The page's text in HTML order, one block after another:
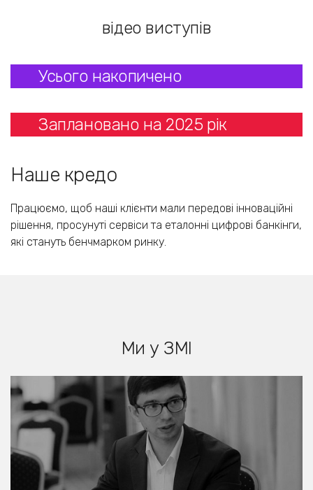
відео виступів
Усього накопичено
Заплановано на 2025 рік
Наше кредо
Працюємо, щоб наші клієнти мали передові інноваційні
рішення, просунуті сервіси та еталонні цифрові банкінги,
які стануть бенчмарком ринку.
Ми у ЗМІ